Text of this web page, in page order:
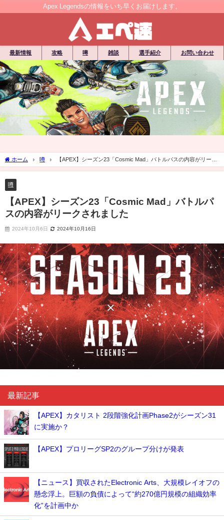
Apex Legendsの情報をいち早くお届けします。
最新情報 攻略 噂 雑談 選手紹介 お問い合わせ
ホーム 噂
【APEX】シーズン23「Cosmic Mad」バトルパスの内容がリーク
されました
噂
【APEX】シーズン23「Cosmic Mad」バトルパ
スの内容がリークされました
2024年10月6日 2024年10月16日
最新記事
【APEX】カタリスト 2段階強化計画Phase2がシーズン31
に実施か？
【APEX】プロリーグSP2のグループ分けが発表
【ニュース】買収されたElectronic Arts、大規模レイオフの
懸念浮上。巨額の負債によって“約270億円規模の組織効率
化”を計画中か